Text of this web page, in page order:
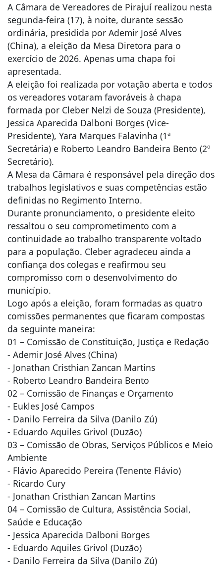
A Câmara de Vereadores de Pirajuí realizou nesta
segunda-feira (17), à noite, durante sessão
ordinária, presidida por Ademir José Alves
(China), a eleição da Mesa Diretora para o
exercício de 2026. Apenas uma chapa foi
apresentada.
A eleição foi realizada por votação aberta e todos
os vereadores votaram favoráveis à chapa
formada por Cleber Nelzi de Souza (Presidente),
Jessica Aparecida Dalboni Borges (Vice-
Presidente), Yara Marques Falavinha (1ª
Secretária) e Roberto Leandro Bandeira Bento (2º
Secretário).
A Mesa da Câmara é responsável pela direção dos
trabalhos legislativos e suas competências estão
definidas no Regimento Interno.
Durante pronunciamento, o presidente eleito
ressaltou o seu comprometimento com a
continuidade ao trabalho transparente voltado
para a população. Cleber agradeceu ainda a
confiança dos colegas e reafirmou seu
compromisso com o desenvolvimento do
município.
Logo após a eleição, foram formadas as quatro
comissões permanentes que ficaram compostas
da seguinte maneira:
01 – Comissão de Constituição, Justiça e Redação
- Ademir José Alves (China)
- Jonathan Cristhian Zancan Martins
- Roberto Leandro Bandeira Bento
02 – Comissão de Finanças e Orçamento
- Eukles José Campos
- Danilo Ferreira da Silva (Danilo Zú)
- Eduardo Aquiles Grivol (Duzão)
03 – Comissão de Obras, Serviços Públicos e Meio
Ambiente
- Flávio Aparecido Pereira (Tenente Flávio)
- Ricardo Cury
- Jonathan Cristhian Zancan Martins
04 – Comissão de Cultura, Assistência Social,
Saúde e Educação
- Jessica Aparecida Dalboni Borges
- Eduardo Aquiles Grivol (Duzão)
- Danilo Ferreira da Silva (Danilo Zú)